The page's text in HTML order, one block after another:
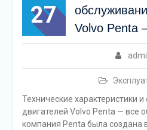
27
Volvo Penta
Технические характеристики
двигателей Volvo Penta — все
компания Penta была создана